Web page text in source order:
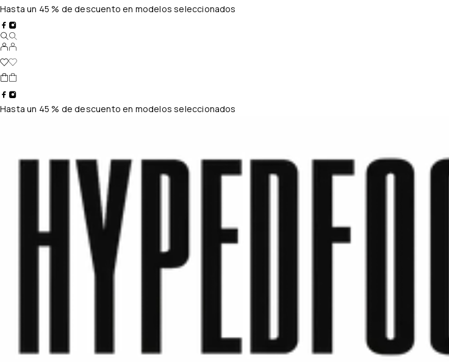
Hasta un 45 % de descuento en modelos seleccionados
Hasta un 45 % de descuento en modelos seleccionados